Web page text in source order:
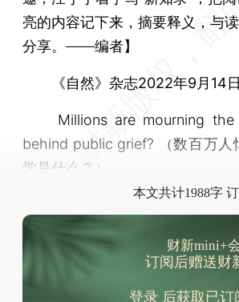
亮的内容记下来，摘要释义，与
分享。——编者】
《自然》杂志2022年9月14
Millions are mourning the
behind public grief? （数百万
学是什么？）
本文共计1988字
财新mini+
订阅后赠送财
登录后获取已订